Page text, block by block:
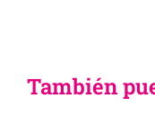
También